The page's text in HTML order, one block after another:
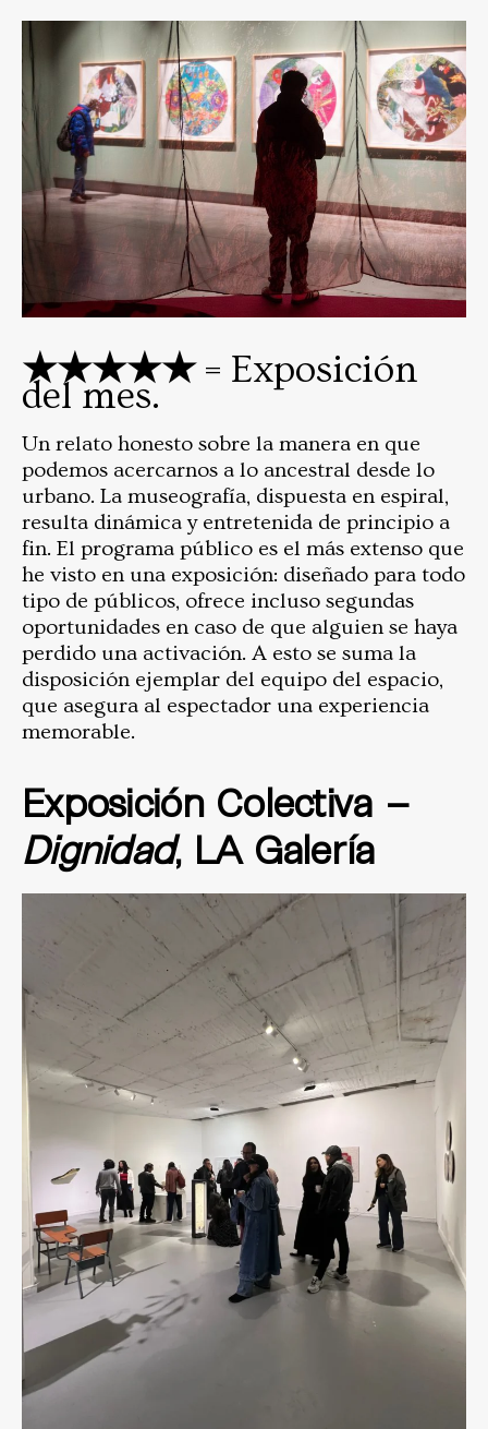
★★★★★= Exposición
del mes.
Un relato honesto sobre la manera en que
podemos acercarnos a lo ancestral desde lo
urbano. La museografía, dispuesta en espiral,
resulta dinámica y entretenida de principio a
fin. El programa público es el más extenso que
he visto en una exposición: diseñado para todo
tipo de públicos, ofrece incluso segundas
oportunidades en caso de que alguien se haya
perdido una activación. A esto se suma la
disposición ejemplar del equipo del espacio,
que asegura al espectador una experiencia
memorable.
Exposición Colectiva –
Dignidad, LA Galería